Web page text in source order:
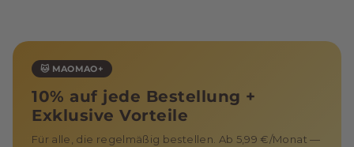
🐱 MAOMAO+
10% auf jede Bestellung +
Exklusive Vorteile
Für alle, die regelmäßig bestellen. Ab 5,99 €/Monat —